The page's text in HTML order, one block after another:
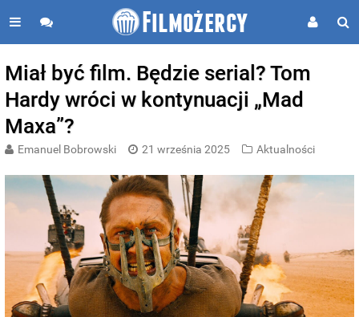
Miał być film. Będzie serial? Tom
Hardy wróci w kontynuacji „Mad
Maxa”?
Emanuel Bobrowski 21 września 2025 Aktualności